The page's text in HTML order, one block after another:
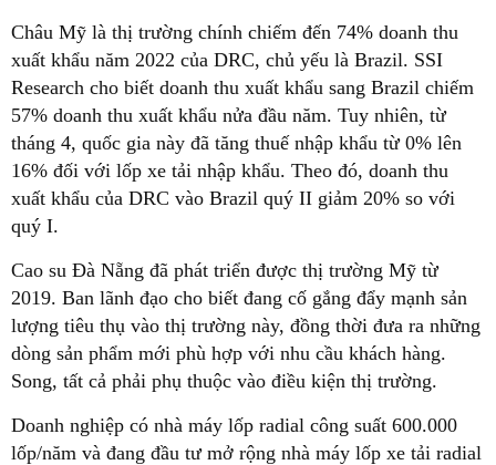
Châu Mỹ là thị trường chính chiếm đến 74% doanh thu
xuất khẩu năm 2022 của DRC, chủ yếu là Brazil. SSI
Research cho biết doanh thu xuất khẩu sang Brazil chiếm
57% doanh thu xuất khẩu nửa đầu năm. Tuy nhiên, từ
tháng 4, quốc gia này đã tăng thuế nhập khẩu từ 0% lên
16% đối với lốp xe tải nhập khẩu. Theo đó, doanh thu
xuất khẩu của DRC vào Brazil quý II giảm 20% so với
quý I.
Cao su Đà Nẵng đã phát triển được thị trường Mỹ từ
2019. Ban lãnh đạo cho biết đang cố gắng đẩy mạnh sản
lượng tiêu thụ vào thị trường này, đồng thời đưa ra những
dòng sản phẩm mới phù hợp với nhu cầu khách hàng.
Song, tất cả phải phụ thuộc vào điều kiện thị trường.
Doanh nghiệp có nhà máy lốp radial công suất 600.000
lốp/năm và đang đầu tư mở rộng nhà máy lốp xe tải radial